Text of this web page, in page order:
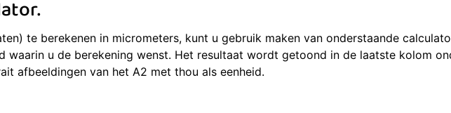
te berekenen in micrometers, kunt u gebruik maken van onderstaande
waarin u de berekening wenst. Het resultaat wordt getoond in de laatste kolom
afbeeldingen van het A2 met thou als eenheid.